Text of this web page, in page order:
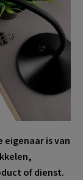
eigenaar is van
of dienst.